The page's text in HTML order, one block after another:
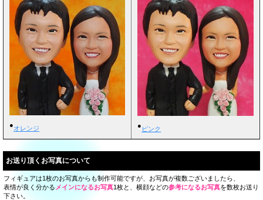
●オレンジ ● ピンク
お送り頂くお写真について
フィギュアは1枚のお写真からも制作可能ですが、お写真が複数ございましたら、
表情が良く分かる メインになるお写真1枚と、横顔などの参考になるお写真を数枚お送り
下さい。